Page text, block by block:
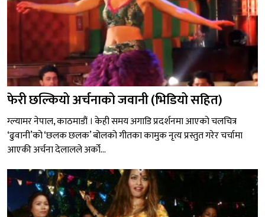
फेरी छल्कियो अर्चनाको जवानी (भिडियो सहित)
ग्ल्यामर नेपाल, काठमाडौं । केही समय अगाडि प्रदर्शनमा आएको चलचित्र
‘ढुवानी’को ‘छलक छलक’ बोलको गीतका कामुक नृत्य प्रस्तुत गरेर चर्चामा
आएकी अर्चना देलालले अर्को...